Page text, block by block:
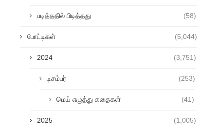
படித்ததில் பிடித்தது (58)
போட்டிகள் (5,044)
2024 (3,751)
டிசம்பர் (253)
மெய் எழுத்து கதைகள் (41)
2025 (1,005)